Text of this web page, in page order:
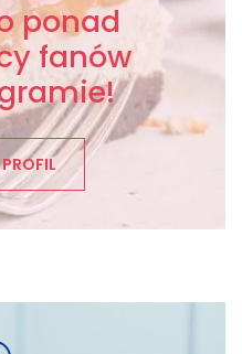
ponad
fanów